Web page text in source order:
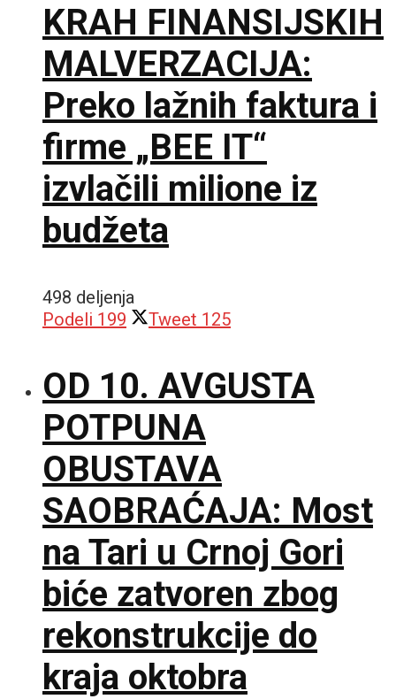
KRAH FINANSIJSKIH
MALVERZACIJA:
Preko lažnih faktura i
firme „BEE IT“
izvlačili milione iz
budžeta
498 deljenja
Podeli 199 Tweet 125
OD 10. AVGUSTA
POTPUNA
OBUSTAVA
SAOBRAĆAJA: Most
na Tari u Crnoj Gori
biće zatvoren zbog
rekonstrukcije do
kraja oktobra